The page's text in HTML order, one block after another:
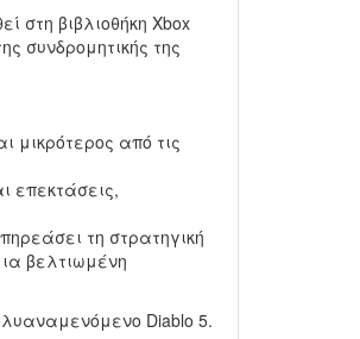
στη βιβλιοθήκη Xbox
συνδρομητικής της
μικρότερος από τις
επεκτάσεις,
τη στρατηγική
βελτιωμένη
Diablo 5.